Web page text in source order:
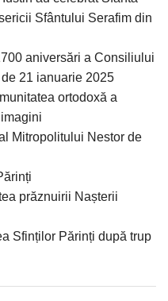
Sfântului Serafim din
aniversări a Consiliului
21 ianuarie 2025
ortodoxă a
Mitropolitului Nestor de
prăznuirii Nașterii
Sfinților Părinți după trup